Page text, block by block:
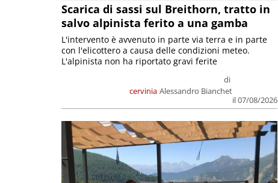
Scarica di sassi sul Breithorn, tratto in
salvo alpinista ferito a una gamba
cervinia
di
Alessandro Bianchet
il 07/08/2026
L'intervento è avvenuto in parte via terra e in parte
con l'elicottero a causa delle condizioni meteo.
L'alpinista non ha riportato gravi ferite